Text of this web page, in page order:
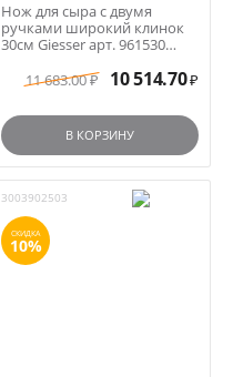
Нож для сыра с двумя
ручками широкий клинок
30см Giesser арт. 961530
11 683.00 ₽ 10 514.70 ₽
В КОРЗИНУ
3003902503
СКИДКА
10%